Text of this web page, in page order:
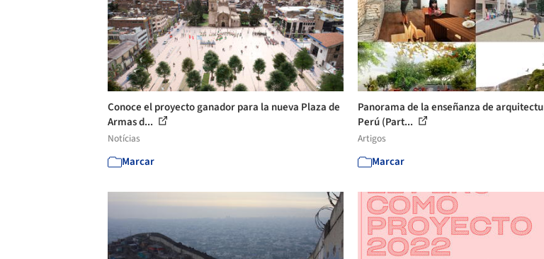
Conoce el proyecto ganador para la nueva Plaza de
Armas d...
Notícias
Marcar
Panorama de la enseñanza de
Perú (Part...
Artigos
Marcar